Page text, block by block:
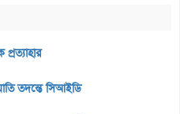
তদন্তে সিআইডি